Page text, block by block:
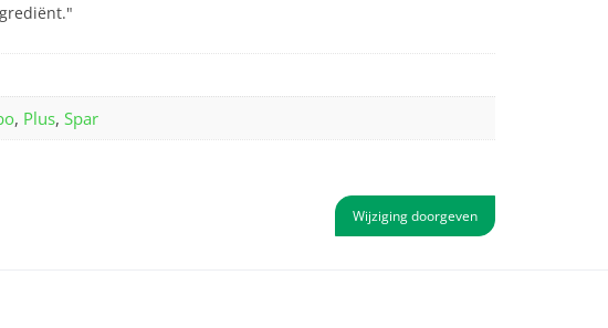
, Plus, Spar
Wijziging doorgeven